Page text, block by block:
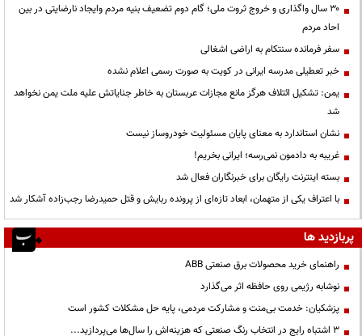
۳۰ سال واگذاری و خروج ثروت ملی؛ گام دوم تضعیف بنیه مردم وایجاد نارضایتی در بین
احاد مردم
سفر فرمانده سنتکام به اراضی اشغالی
خبر تعطیلی مدرسه ایرانی در کویت به صورت رسمی اعلام نشده
یمن: تشکیل ائتلاف هرگز مانع مجازات عربستان به خاطر جنایاتش علیه ملت یمن نخواهد
شد
نشان استاندارد به معنای پایان مسئولیت خودروساز نیست
غریبه به دادمون نمی‌رسه؛ ایرانی بخریم!
بسته اینترنت رایگان برای خبرنگاران فعال شد
با اعتراف یکی از متهمان، ابعاد تازه‌ای از پرونده ربایش و قتل حمیدرضا رجب‌زاده آشکار شد
پربازدید ها
راهنمای خرید محصولات برق صنعتی ABB
نوشابه رژیمی روی حافظه اثر می‌گذارد
پزشکیان: خدمت بی‌منت و مشارکت مردمی، پایه حل مشکلات کشور است
3 اشتباه رایج در انتخاب رنگ صنعتی که هزینه‌اش را سال‌ها می‌پردازید...